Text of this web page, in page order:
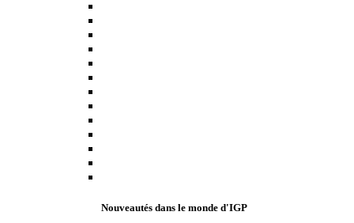
Nouveautés dans le monde d'IGP